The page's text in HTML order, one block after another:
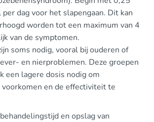
per dag voor het slapengaan. Dit kan
worden tot een maximum van 4
van de symptomen.
soms nodig, vooral bij ouderen of
en nierproblemen. Deze groepen
een lagere dosis nodig om
en de effectiviteit te
en opslag van